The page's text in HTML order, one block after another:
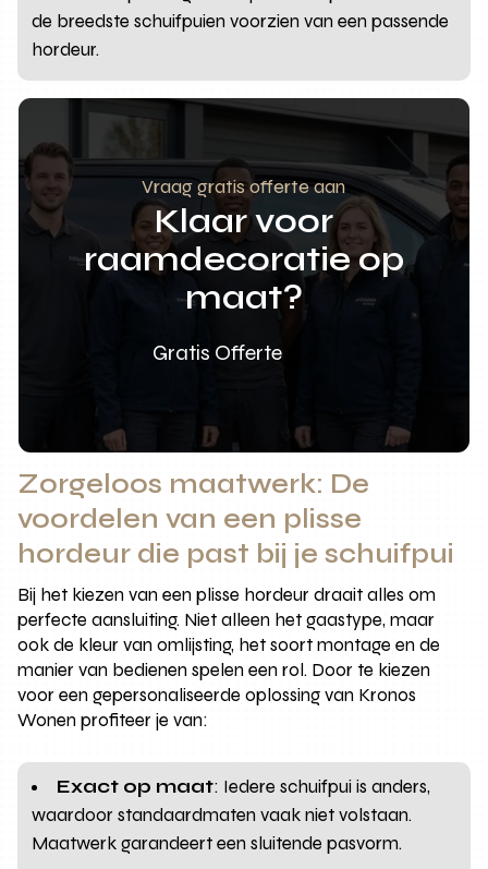
de breedste schuifpuien voorzien van een passende
hordeur.
Vraag gratis offerte aan
Klaar voor
raamdecoratie op
maat?
Gratis Offerte
Zorgeloos maatwerk: De
voordelen van een plisse
hordeur die past bij je schuifpui
Bij het kiezen van een plisse hordeur draait alles om
perfecte aansluiting. Niet alleen het gaastype, maar
ook de kleur van omlijsting, het soort montage en de
manier van bedienen spelen een rol. Door te kiezen
voor een gepersonaliseerde oplossing van Kronos
Wonen profiteer je van:
Exact op maat: Iedere schuifpui is anders,
waardoor standaardmaten vaak niet volstaan.
Maatwerk garandeert een sluitende pasvorm.